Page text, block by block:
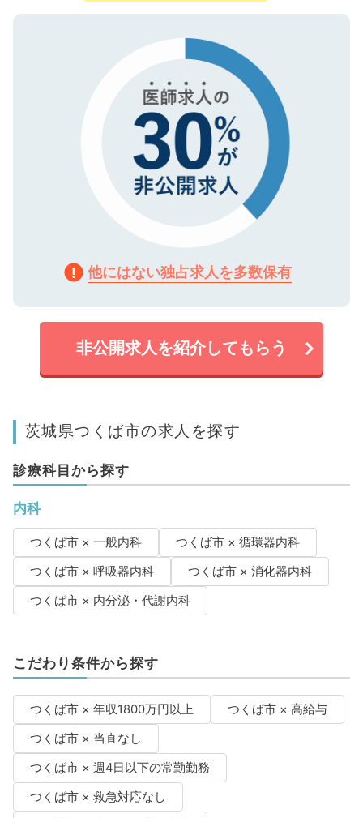
で、機密保持に関してもご安心ください。
ので、まずはご登録ください。
他にはない独占求人を多数保有
非公開求人を紹介してもらう
茨城県つくば市の求人を探す
診療科目から探す
内科
つくば市 × 一般内科
つくば市 × 循環器内科
つくば市 × 呼吸器内科
つくば市 × 消化器内科
つくば市 × 内分泌・代謝内科
こだわり条件から探す
つくば市 × 年収1800万円以上
つくば市 × 高給与
つくば市 × 当直なし
つくば市 × 週4日以下の常勤勤務
つくば市 × 救急対応なし